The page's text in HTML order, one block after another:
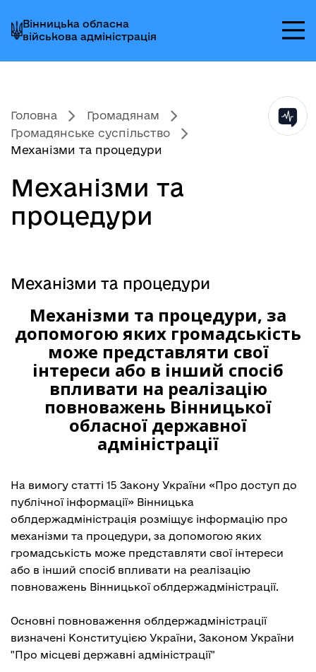
до
головного
меню
до
головного
вмісту
до
головного
колонтитула
Вінницька обласна
військова адміністрація
Головна
Громадянам
Громадянське суспільство
Механізми та процедури
Механізми та
процедури
Механізми та процедури
Механізми та процедури, за
допомогою яких громадськість
може представляти свої
інтереси або в інший спосіб
впливати на реалізацію
повноважень Вінницької
обласної державної
адміністрації
На вимогу статті 15 Закону України «Про доступ до
публічної інформації» Вінницька
облдержадміністрація розміщує інформацію про
механізми та процедури, за допомогою яких
громадськість може представляти свої інтереси
або в інший спосіб впливати на реалізацію
повноважень Вінницької облдержадміністрації.
Основні повноваження облдержадміністрації
визначені Конституцією України, Законом України
"Про місцеві державні адміністрації"